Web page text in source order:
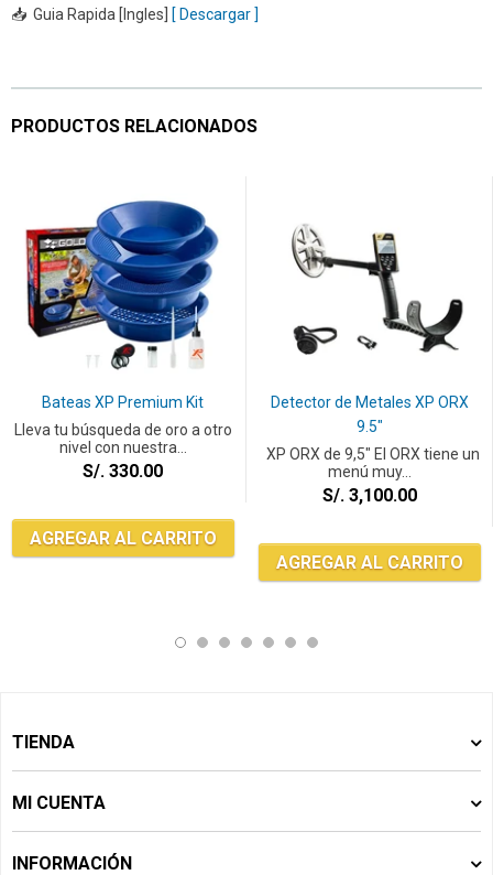
📥 Guia Rapida [Ingles] [ Descargar ]
PRODUCTOS RELACIONADOS
Bateas XP Premium Kit
Lleva tu búsqueda de oro a otro
nivel con nuestra...
S/. 330.00
AGREGAR AL CARRITO
Detector de Metales XP ORX
9.5"
XP ORX de 9,5" El ORX tiene un
menú muy...
S/. 3,100.00
AGREGAR AL CARRITO
TIENDA
MI CUENTA
INFORMACIÓN